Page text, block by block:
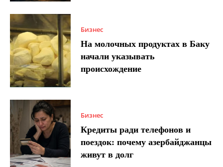
Бизнес
На молочных продуктах в Баку
начали указывать
происхождение
Бизнес
Кредиты ради телефонов и
поездок: почему азербайджанцы
живут в долг